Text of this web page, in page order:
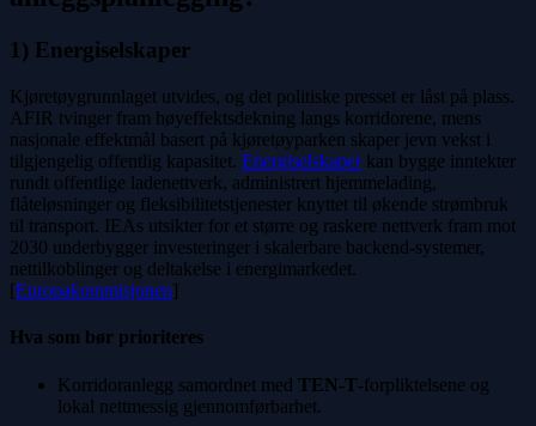
1) Energiselskaper
Kjøretøygrunnlaget utvides, og det politiske presset er låst på plass.
AFIR tvinger fram høyeffektsdekning langs korridorene, mens
nasjonale effektmål basert på kjøretøyparken skaper jevn vekst i
tilgjengelig offentlig kapasitet. Energiselskaperkan bygge inntekter
rundt offentlige ladenettverk, administrert hjemmelading,
flåteløsninger og fleksibilitetstjenester knyttet til økende strømbruk
til transport. IEAs utsikter for et større og raskere nettverk fram mot
2030 underbygger investeringer i skalerbare backend-systemer,
nettilkoblinger og deltakelse i energimarkedet.
[Europakommisjonen]
Hva som bør prioriteres
Korridoranlegg samordnet med TEN-T-forpliktelsene og
lokal nettmessig gjennomførbarhet.